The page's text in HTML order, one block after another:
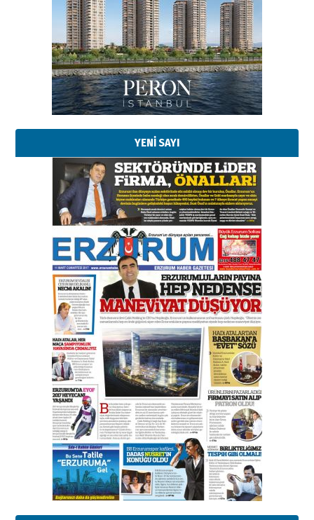
YENİ SAYI
Esat BİNDESEN
Başkan Sekmen’den Erzurum’a
bir vizyon proje daha!
02 Ağustos 2026 Pazar
Kadir SABUNCUOĞLU
Erzurumspor’un köşe taşları
29 Haziran 2026 Pazartesi
Kenan GÜLERCİ
Murat Şahsuvaroğlu ERKON’da
çıtayı yukarı taşırken,
yönetimdekiler aşağı
çekmemeli!
17 Şubat 2026 SalıOrhan BOZKURT
Bir fotoğraf, bir şehir, bir
gazeteci… Dizginler kimin